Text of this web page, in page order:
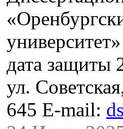
дата защиты
ул.
645 E-mail: